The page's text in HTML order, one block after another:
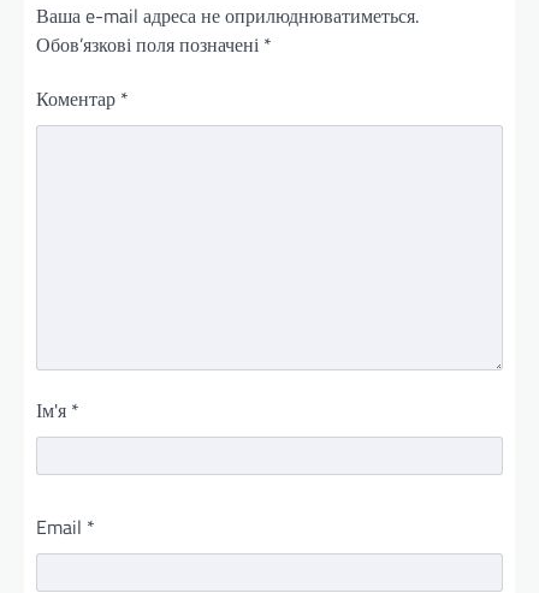
Ваша e-mail адреса не оприлюднюватиметься.
Обов’язкові поля позначені *
Коментар *
Ім'я *
Email *